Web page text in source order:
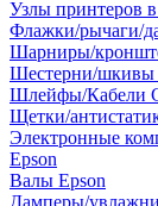
Узлы принтеров
Флажки/рычаги/
Шарниры/
Шестерни/шкивы
Шлейфы/Кабели
Щетки/
Электронные
Epson
Валы Epson
Дамперы/